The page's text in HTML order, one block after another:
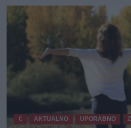
€ AKTUALNO UPORABNO